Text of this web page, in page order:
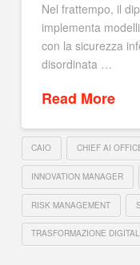
Nel frattempo, il
implementa
con la sicurezza
disordinata …
Read More
CAIO CHIEF AI
INNOVATION MANAGER
RISK MANAGEMENT
TRASFORMAZIONE